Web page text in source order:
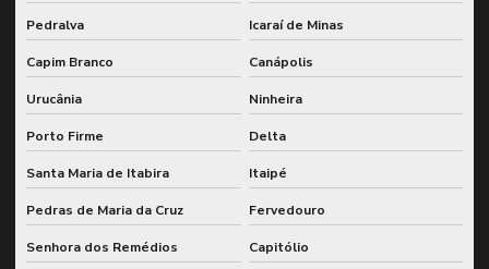
Pedralva Icaraí de Minas
Capim Branco Canápolis
Urucânia Ninheira
Porto Firme Delta
Santa Maria de Itabira Itaipé
Pedras de Maria da Cruz Fervedouro
Senhora dos Remédios Capitólio